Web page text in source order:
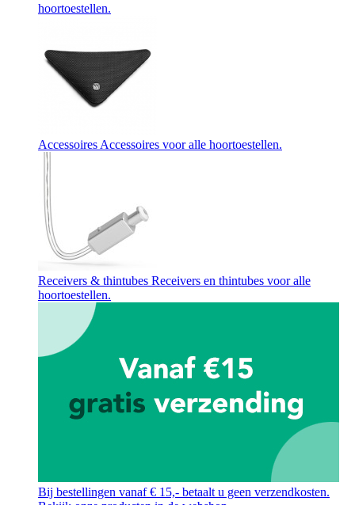
hoortoestellen.
Accessoires Accessoires voor alle hoortoestellen.
Receivers & thintubes Receivers en thintubes voor alle
hoortoestellen.
Bij bestellingen vanaf € 15,- betaalt u geen verzendkosten.